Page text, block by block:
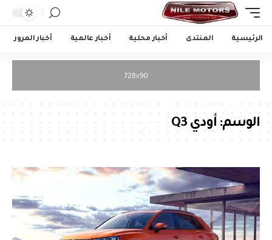
الرئيسية المنتدى أخبار محلية أخبار عالمية أخبار المرور
الوسم: أودي Q3